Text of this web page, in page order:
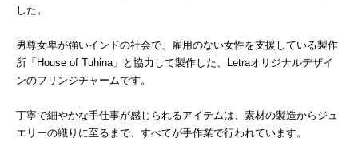
した。
男尊女卑が強いインドの社会で、雇用のない女性を支援している製作
所「House of Tuhina」と協力して製作した、Letraオリジナルデザイ
ンのフリンジチャームです。
丁寧で細やかな手仕事が感じられるアイテムは、素材の製造からジュ
エリーの織りに至るまで、すべてが手作業で行われています。